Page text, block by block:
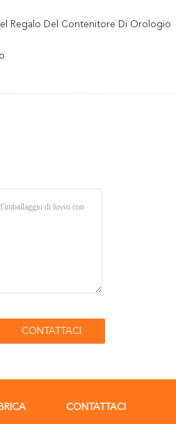
Regalo Del Contenitore Di Orologio
CONTATTACI